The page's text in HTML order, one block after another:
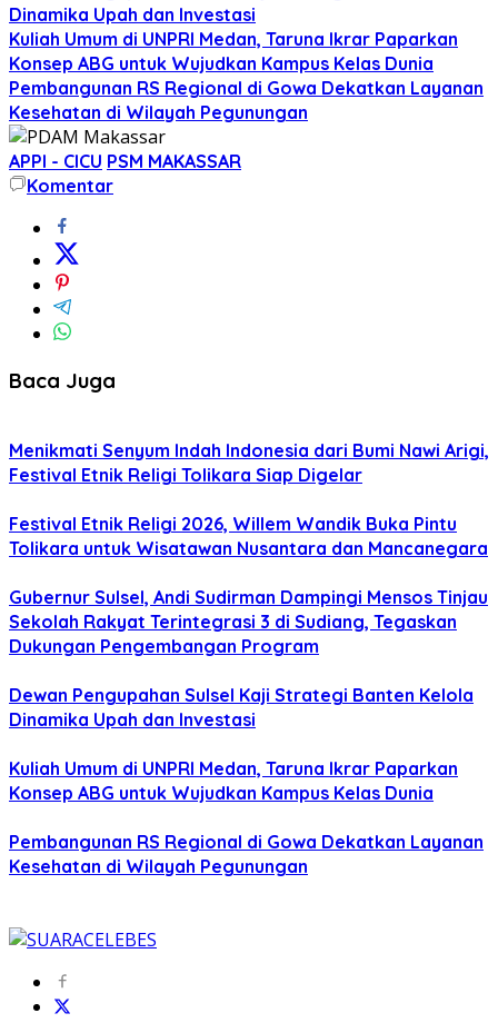
Dinamika Upah dan Investasi
Kuliah Umum di UNPRI Medan, Taruna Ikrar Paparkan
Konsep ABG untuk Wujudkan Kampus Kelas Dunia
Pembangunan RS Regional di Gowa Dekatkan Layanan
Kesehatan di Wilayah Pegunungan
APPI - CICU PSM MAKASSAR
Komentar
Baca Juga
Menikmati Senyum Indah Indonesia dari Bumi Nawi Arigi,
Festival Etnik Religi Tolikara Siap Digelar
Festival Etnik Religi 2026, Willem Wandik Buka Pintu
Tolikara untuk Wisatawan Nusantara dan Mancanegara
Gubernur Sulsel, Andi Sudirman Dampingi Mensos Tinjau
Sekolah Rakyat Terintegrasi 3 di Sudiang, Tegaskan
Dukungan Pengembangan Program
Dewan Pengupahan Sulsel Kaji Strategi Banten Kelola
Dinamika Upah dan Investasi
Kuliah Umum di UNPRI Medan, Taruna Ikrar Paparkan
Konsep ABG untuk Wujudkan Kampus Kelas Dunia
Pembangunan RS Regional di Gowa Dekatkan Layanan
Kesehatan di Wilayah Pegunungan